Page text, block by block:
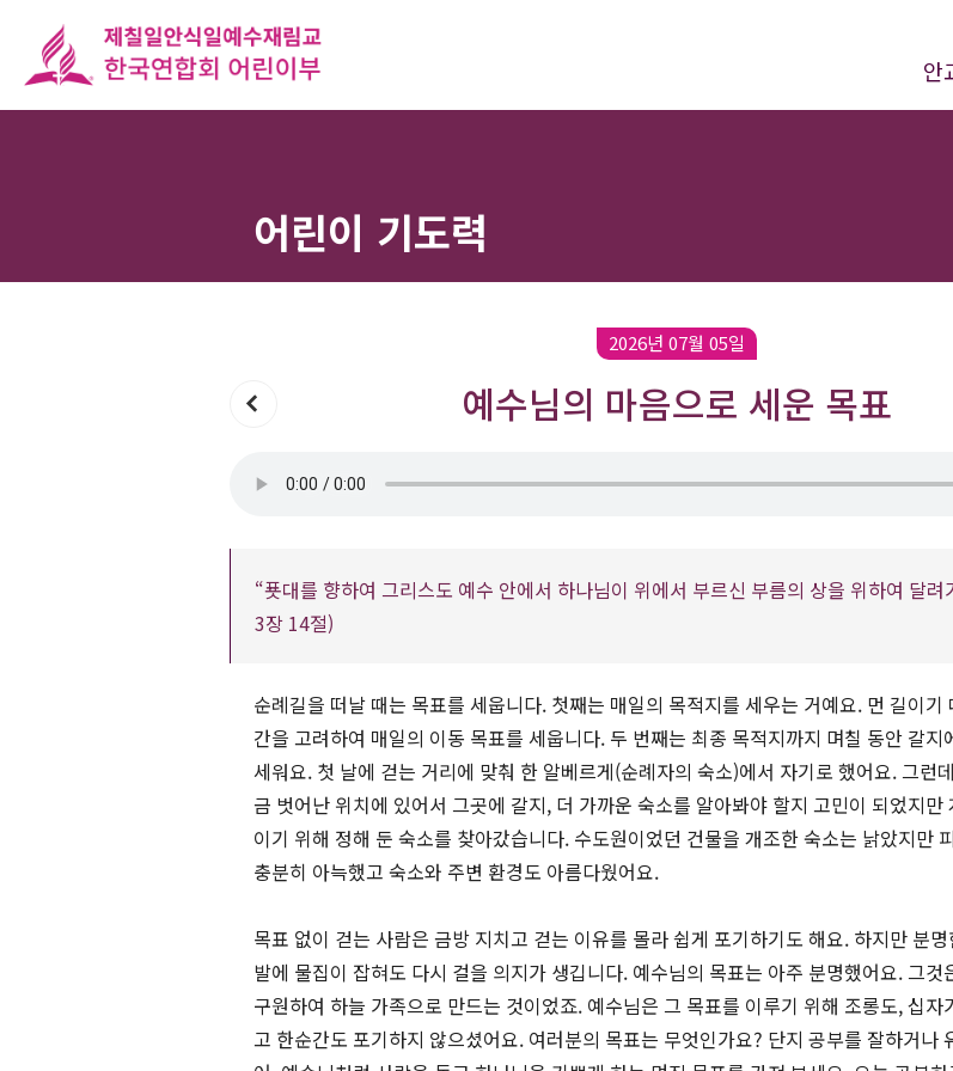
안
어린이 기도력
2026년 07월 05일
예수님의 마음으로 세운 목표
“푯대를 향하여 그리스도 예수 안에서 하나님이 위에서 부르신 부름의 상을 위하여 달려
3장 14절)
순례길을 떠날 때는 목표를 세웁니다. 첫째는 매일의 목적지를 세우는 거예요. 먼 길이기
간을 고려하여 매일의 이동 목표를 세웁니다. 두 번째는 최종 목적지까지 며칠 동안 갈지
세워요. 첫 날에 걷는 거리에 맞춰 한 알베르게(순례자의 숙소)에서 자기로 했어요. 그런
금 벗어난 위치에 있어서 그곳에 갈지, 더 가까운 숙소를 알아봐야 할지 고민이 되었지만
이기 위해 정해 둔 숙소를 찾아갔습니다. 수도원이었던 건물을 개조한 숙소는 낡았지만
충분히 아늑했고 숙소와 주변 환경도 아름다웠어요.
목표 없이 걷는 사람은 금방 지치고 걷는 이유를 몰라 쉽게 포기하기도 해요. 하지만 분
발에 물집이 잡혀도 다시 걸을 의지가 생깁니다. 예수님의 목표는 아주 분명했어요. 그것
구원하여 하늘 가족으로 만드는 것이었죠. 예수님은 그 목표를 이루기 위해 조롱도, 십자
고 한순간도 포기하지 않으셨어요. 여러분의 목표는 무엇인가요? 단지 공부를 잘하거나